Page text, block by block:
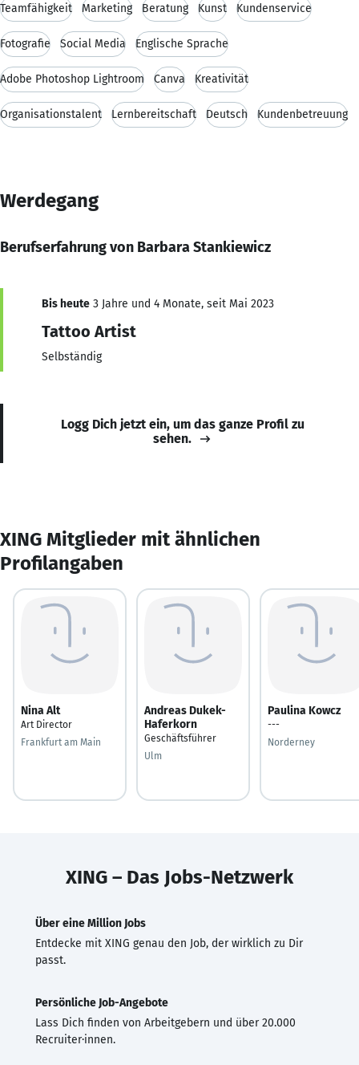
Teamfähigkeit Marketing Beratung Kunst Kundenservice
Fotografie Social Media Englische Sprache
Adobe Photoshop Lightroom Canva Kreativität
Organisationstalent Lernbereitschaft Deutsch Kundenbetreuung
Werdegang
Berufserfahrung von Barbara Stankiewicz
Bis heute 3 Jahre und 4 Monate, seit Mai 2023
Tattoo Artist
Selbständig
Logg Dich jetzt ein, um das ganze Profil zu
sehen.
XING Mitglieder mit ähnlichen
Profilangaben
Nina Alt
Art Director
Frankfurt am Main
Andreas Dukek-
Haferkorn
Geschäftsführer
Ulm
Paulina Kowcz
---
Norderney
XING – Das Jobs-Netzwerk
Über eine Million Jobs
Entdecke mit XING genau den Job, der wirklich zu Dir
passt.
Persönliche Job-Angebote
Lass Dich finden von Arbeitgebern und über 20.000
Recruiter·innen.